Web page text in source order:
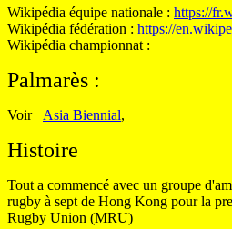
Wikipédia équipe nationale : https://
Wikipédia fédération : https://
Wikipédia championnat :
Palmarès :
Voir Asia Biennial,
Histoire
Tout a commencé avec un groupe
rugby à sept de Hong Kong pour la
Rugby Union (MRU)